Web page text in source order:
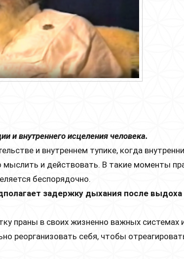
и внутреннего исцеления человека.
и внутреннем тупике, когда
мыслить и действовать. В такие моменты
беспорядочно.
задержку дыхания после выдоха
праны в своих жизненно важных системах
реорганизовать себя, чтобы